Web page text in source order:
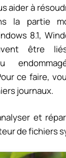
aider à
la partie
8.1,
être
ce faire,
journaux.
et
de fichiers